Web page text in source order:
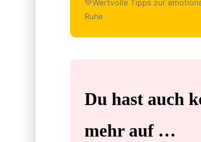
💚Wertvolle Tipps zur
Ruhe
Du hast auch
mehr auf …